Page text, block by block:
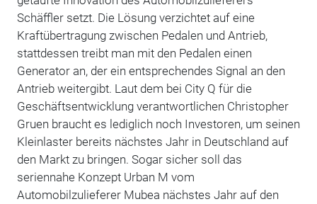
Schäffler setzt. Die Lösung verzichtet auf eine
Kraftübertragung zwischen Pedalen und Antrieb,
stattdessen treibt man mit den Pedalen einen
Generator an, der ein entsprechendes Signal an den
Antrieb weitergibt. Laut dem bei City Q für die
Geschäftsentwicklung verantwortlichen Christopher
Gruen braucht es lediglich noch Investoren, um seinen
Kleinlaster bereits nächstes Jahr in Deutschland auf
den Markt zu bringen. Sogar sicher soll das
seriennahe Konzept Urban M vom
Automobilzulieferer Mubea nächstes Jahr auf den